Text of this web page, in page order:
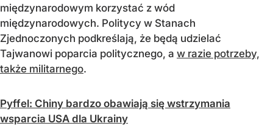
międzynarodowym korzystać z wód
międzynarodowych. Politycy w Stanach
Zjednoczonych podkreślają, że będą udzielać
Tajwanowi poparcia politycznego, a w razie potrzeby,
także militarnego.
Pyffel: Chiny bardzo obawiają się wstrzymania
wsparcia USA dla Ukrainy